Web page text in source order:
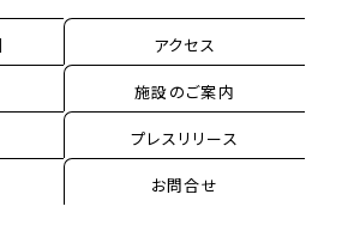
アクセス
施設のご案内
プレスリリース
お問合せ